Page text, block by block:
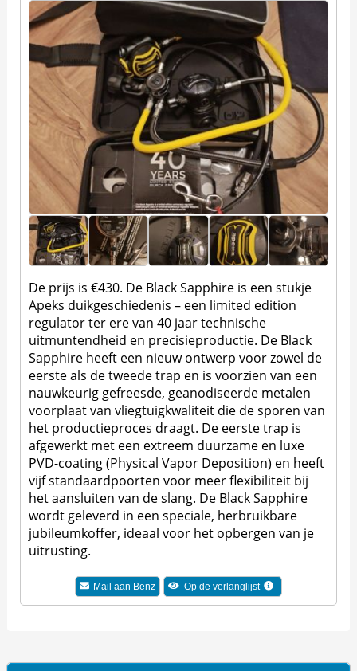
De prijs is €430. De Black Sapphire is een stukje
Apeks duikgeschiedenis – een limited edition
regulator ter ere van 40 jaar technische
uitmuntendheid en precisieproductie. De Black
Sapphire heeft een nieuw ontwerp voor zowel de
eerste als de tweede trap en is voorzien van een
nauwkeurig gefreesde, geanodiseerde metalen
voorplaat van vliegtuigkwaliteit die de sporen van
het productieproces draagt. De eerste trap is
afgewerkt met een extreem duurzame en luxe
PVD-coating (Physical Vapor Deposition) en heeft
vijf standaardpoorten voor meer flexibiliteit bij
het aansluiten van de slang. De Black Sapphire
wordt geleverd in een speciale, herbruikbare
jubileumkoffer, ideaal voor het opbergen van je
uitrusting.
Mail aan Benz Op de verlanglijst